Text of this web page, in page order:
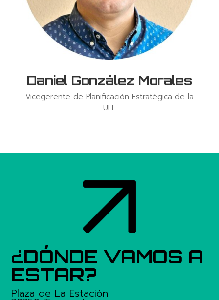
Daniel González Morales
Vicegerente de Planificación Estratégica de la
ULL
¿DÓNDE VAMOS A
ESTAR?
Plaza de La Estación